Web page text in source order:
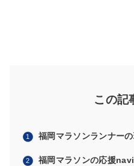
この記
福岡マラソンランナー
福岡マラソンの応援